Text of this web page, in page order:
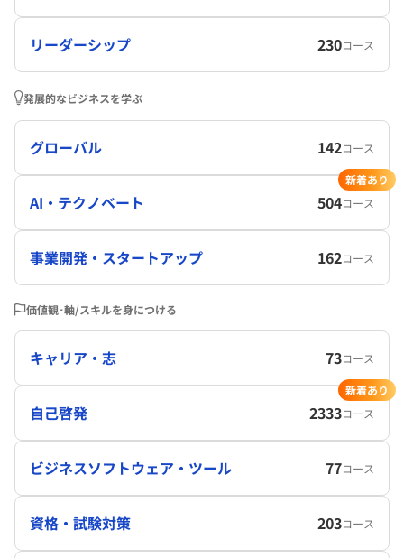
リーダーシップ 230コース
発展的なビジネスを学ぶ
グローバル 142コース
AI・テクノベート 504コース
新着あり
事業開発・スタートアップ 162コース
価値観･軸/スキルを身につける
キャリア・志 73コース
自己啓発 2333コース
新着あり
ビジネスソフトウェア・ツール 77コース
資格・試験対策 203コース